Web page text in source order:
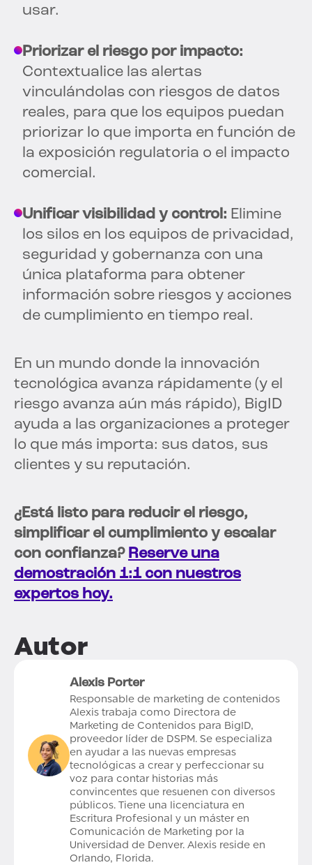
usar.
Priorizar el riesgo por impacto:
Contextualice las alertas
vinculándolas con riesgos de datos
reales, para que los equipos puedan
priorizar lo que importa en función de
la exposición regulatoria o el impacto
comercial.
Unificar visibilidad y control: Elimine
los silos en los equipos de privacidad,
seguridad y gobernanza con una
única plataforma para obtener
información sobre riesgos y acciones
de cumplimiento en tiempo real.
En un mundo donde la innovación
tecnológica avanza rápidamente (y el
riesgo avanza aún más rápido), BigID
ayuda a las organizaciones a proteger
lo que más importa: sus datos, sus
clientes y su reputación.
¿Está listo para reducir el riesgo,
simplificar el cumplimiento y escalar
con confianza? Reserve una
demostración 1:1 con nuestros
expertos hoy.
Autor
Alexis Porter
Responsable de marketing de contenidos
Alexis trabaja como Directora de
Marketing de Contenidos para BigID,
proveedor líder de DSPM. Se especializa
en ayudar a las nuevas empresas
tecnológicas a crear y perfeccionar su
voz para contar historias más
convincentes que resuenen con diversos
públicos. Tiene una licenciatura en
Escritura Profesional y un máster en
Comunicación de Marketing por la
Universidad de Denver. Alexis reside en
Orlando, Florida.